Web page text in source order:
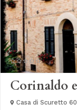
Corinaldo
Casa di Scuretto